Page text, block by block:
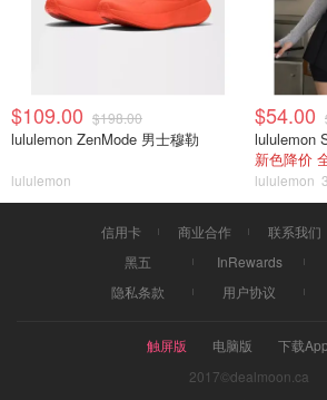
$109.00 $198.00
lululemon ZenMode 男士穆勒
lululemon
$54.00
lululemon
新色降价
lululemon
信用卡 商业合作 联系我们
黑五
InRewards
隐私条款
用户协议
触屏版 电脑版
下载App
2017©dealmoon.ca